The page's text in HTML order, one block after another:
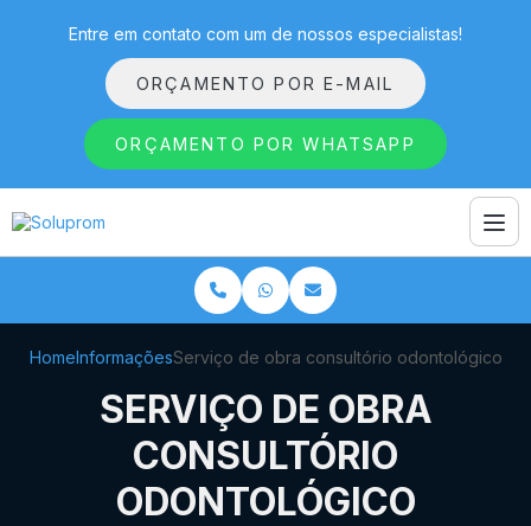
Entre em contato com um de nossos especialistas!
ORÇAMENTO POR E-MAIL
ORÇAMENTO POR WHATSAPP
HomeInformaçõesServiço de obra consultório odontológico
SERVIÇO DE OBRA
CONSULTÓRIO
ODONTOLÓGICO